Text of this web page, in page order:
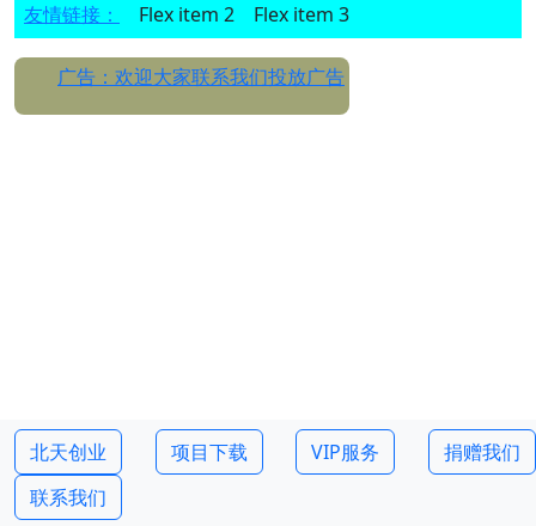
友情链接：
Flex item 2 Flex item 3
广告：欢迎大家联系我们投放广告
北天创业 项目下载 VIP服务
捐赠我们
联系我们